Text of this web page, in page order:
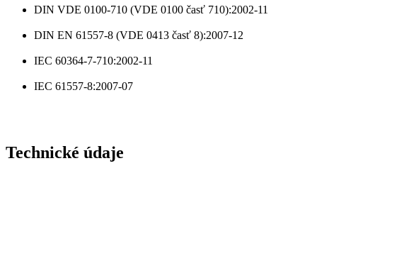
DIN VDE 0100-710 (VDE 0100 časť 710):2002-11
DIN EN 61557-8 (VDE 0413 časť 8):2007-12
IEC 60364-7-710:2002-11
IEC 61557-8:2007-07
Technické údaje